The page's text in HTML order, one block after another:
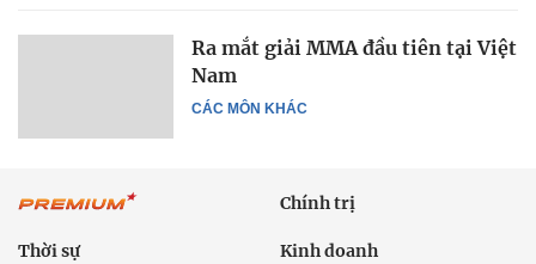
CÁC MÔN KHÁC
Ra mắt giải MMA đầu tiên tại Việt
Nam
Chính trị
Thời sự Kinh doanh